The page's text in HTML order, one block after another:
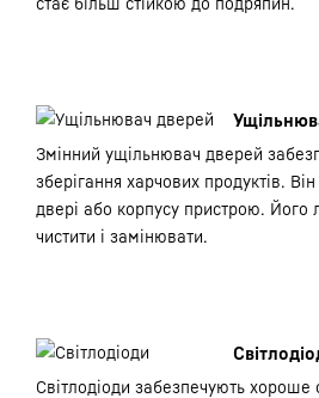
Змінний ущільнювач дверей
зберігання харчових продуктів.
двері або корпусу пристрою. Його
чистити і замінювати.
Світлодіоди забезпечують хороше